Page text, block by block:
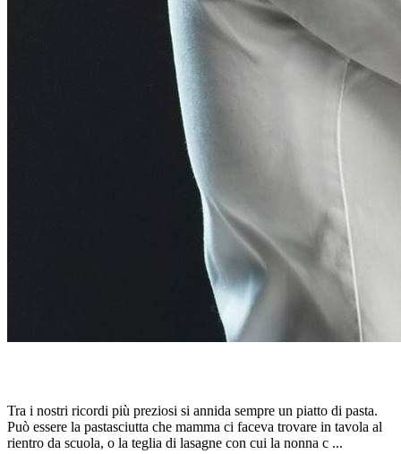
Tra i nostri ricordi più preziosi si annida sempre un piatto di pasta.
Può essere la pastasciutta che mamma ci faceva trovare in tavola al
rientro da scuola, o la teglia di lasagne con cui la nonna c ...